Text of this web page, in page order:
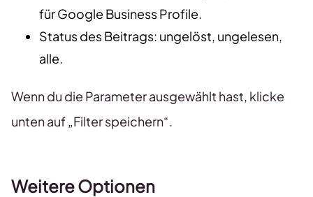
für Google Business Profile.
Status des Beitrags: ungelöst, ungelesen,
alle.
Wenn du die Parameter ausgewählt hast, klicke
unten auf „Filter speichern“.
Weitere Optionen